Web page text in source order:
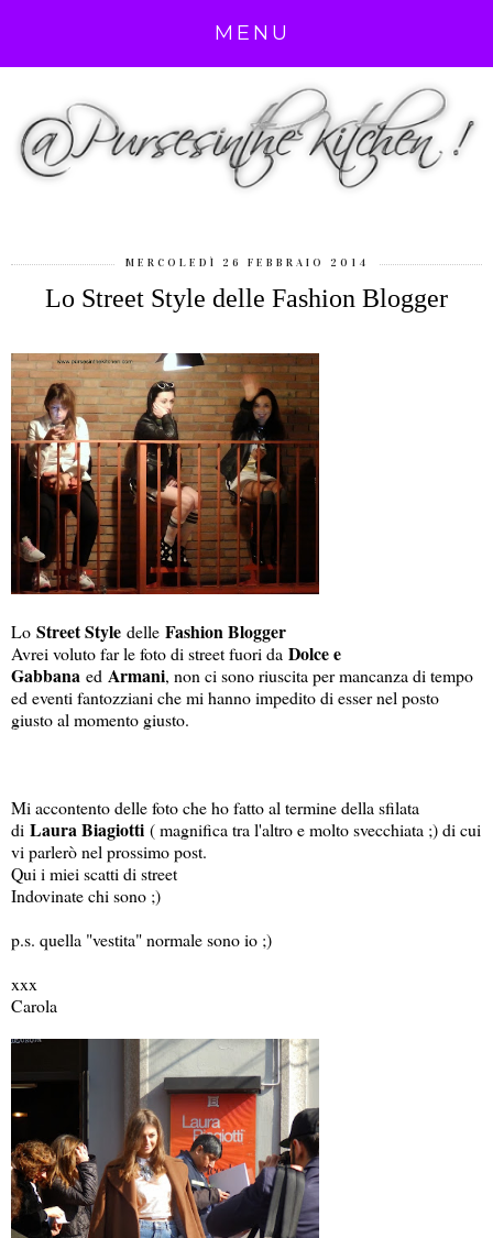
MENU
MERCOLEDÌ 26 FEBBRAIO 2014
Lo Street Style delle Fashion Blogger
Lo Street Style delle Fashion Blogger
Avrei voluto far le foto di street fuori da Dolce e
Gabbana ed Armani, non ci sono riuscita per mancanza di tempo
ed eventi fantozziani che mi hanno impedito di esser nel posto
giusto al momento giusto.
Mi accontento delle foto che ho fatto al termine della sfilata
di Laura Biagiotti ( magnifica tra l'altro e molto svecchiata ;) di cui
vi parlerò nel prossimo post.
Qui i miei scatti di street
Indovinate chi sono ;)
p.s. quella "vestita" normale sono io ;)
xxx
Carola